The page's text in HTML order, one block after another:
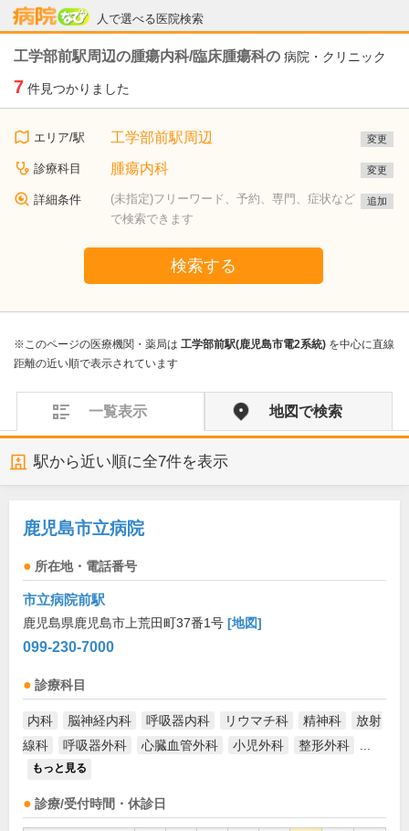
人で選べる医院検索
病院なび
工学部前駅周辺の腫瘍内科/臨床腫瘍科の 病院・クリニック
7 件見つかりました
エリア/駅 工学部前駅周辺 変更
診療科目 腫瘍内科 変更
詳細条件
(未指定)フリーワード、予約、専門、症状など
で検索できます
追加
検索する
※このページの医療機関・薬局は 工学部前駅(鹿児島市電2系統) を中心に直線
距離の近い順で表示されています
一覧表示 地図で検索
駅から近い順に全7件を表示
鹿児島市立病院
所在地・電話番号
市立病院前駅
鹿児島県鹿児島市上荒田町37番1号 [地図]
099-230-7000
診療科目
内科 脳神経内科 呼吸器内科 リウマチ科 精神科
放射
線科
呼吸器外科 心臓血管外科 小児外科 整形外科
もっと見る
診療/受付時間・休診日